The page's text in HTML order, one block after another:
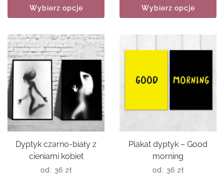
Wybierz opcje Wybierz opcje
Dyptyk czarno-biały z
cieniami kobiet
od: 36 zł
Plakat dyptyk – Good
morning
od: 36 zł